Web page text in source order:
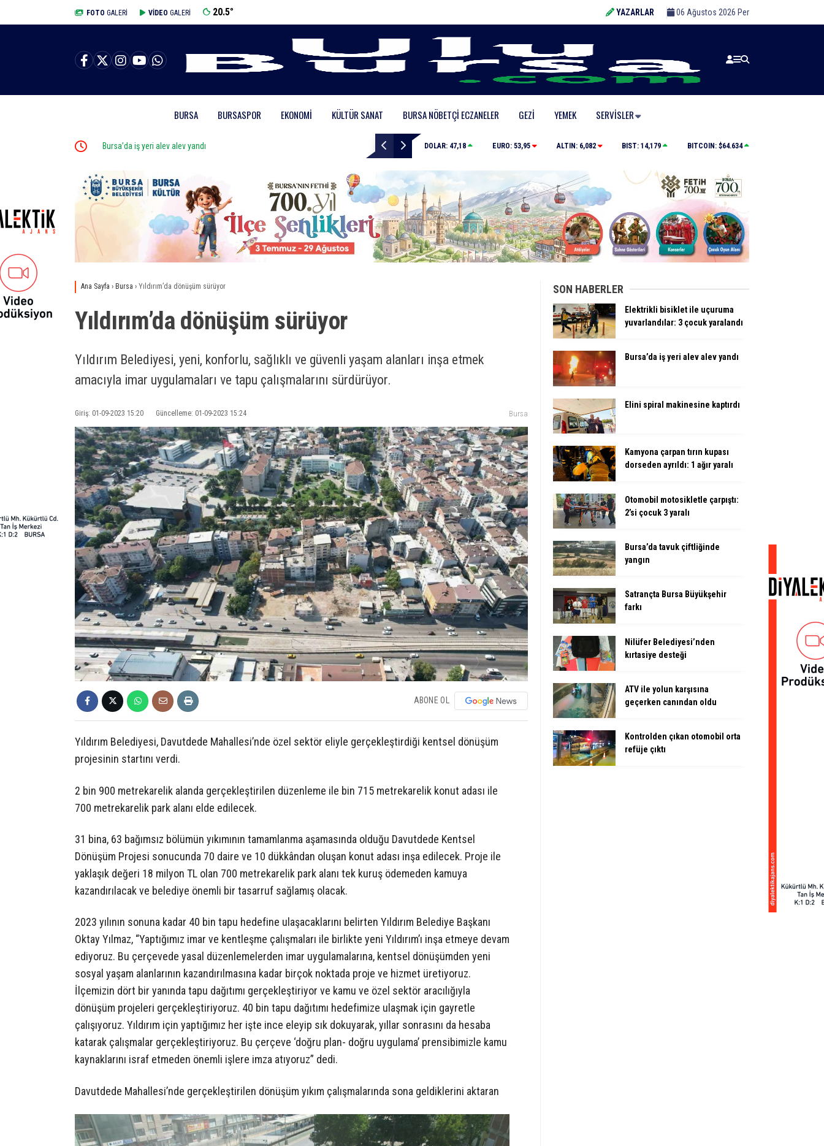
FOTO GALERİ VİDEO GALERİ 20.5° YAZARLAR 06 Ağustos 2026 Per
BURSA BURSASPOR EKONOMI KÜLTÜR SANAT BURSA NÖBETÇI ECZANELER GEZI YEMEK SERVISLER
Bursa’da iş yeri alev alev yandı Elini spiral makinesine kaptırdı Kamyona çarpan tırın kupası dorseden ayrıldı: 1 ağır
DOLAR: 47,18 EURO: 53,95 ALTIN: 6,082 BIST: 14,179 BITCOIN: $64.634
Ana Sayfa › Bursa › Yıldırım’da dönüşüm sürüyor
Yıldırım’da dönüşüm sürüyor
Yıldırım Belediyesi, yeni, konforlu, sağlıklı ve güvenli yaşam alanları inşa etmek
amacıyla imar uygulamaları ve tapu çalışmalarını sürdürüyor.
Giriş: 01-09-2023 15:20 Güncelleme: 01-09-2023 15:24 Bursa
ABONE OL
Yıldırım Belediyesi, Davutdede Mahallesi’nde özel sektör eliyle gerçekleştirdiği kentsel dönüşüm
projesinin startını verdi.
2 bin 900 metrekarelik alanda gerçekleştirilen düzenleme ile bin 715 metrekarelik konut adası ile
700 metrekarelik park alanı elde edilecek.
31 bina, 63 bağımsız bölümün yıkımının tamamlanma aşamasında olduğu Davutdede Kentsel
Dönüşüm Projesi sonucunda 70 daire ve 10 dükkândan oluşan konut adası inşa edilecek. Proje ile
yaklaşık değeri 18 milyon TL olan 700 metrekarelik park alanı tek kuruş ödemeden kamuya
kazandırılacak ve belediye önemli bir tasarruf sağlamış olacak.
2023 yılının sonuna kadar 40 bin tapu hedefine ulaşacaklarını belirten Yıldırım Belediye Başkanı
Oktay Yılmaz, “Yaptığımız imar ve kentleşme çalışmaları ile birlikte yeni Yıldırım’ı inşa etmeye devam
ediyoruz. Bu çerçevede yasal düzenlemelerden imar uygulamalarına, kentsel dönüşümden yeni
sosyal yaşam alanlarının kazandırılmasına kadar birçok noktada proje ve hizmet üretiyoruz.
İlçemizin dört bir yanında tapu dağıtımı gerçekleştiriyor ve kamu ve özel sektör aracılığıyla
dönüşüm projeleri gerçekleştiriyoruz. 40 bin tapu dağıtımı hedefimize ulaşmak için gayretle
çalışıyoruz. Yıldırım için yaptığımız her işte ince eleyip sık dokuyarak, yıllar sonrasını da hesaba
katarak çalışmalar gerçekleştiriyoruz. Bu çerçeve ‘doğru plan- doğru uygulama’ prensibimizle kamu
kaynaklarını israf etmeden önemli işlere imza atıyoruz” dedi.
Davutdede Mahallesi’nde gerçekleştirilen dönüşüm yıkım çalışmalarında sona geldiklerini aktaran
SON HABERLER
Elektrikli bisiklet ile uçuruma
yuvarlandılar: 3 çocuk yaralandı
Bursa’da iş yeri alev alev yandı
Elini spiral makinesine kaptırdı
Kamyona çarpan tırın kupası
dorseden ayrıldı: 1 ağır yaralı
Otomobil motosikletle çarpıştı:
2’si çocuk 3 yaralı
Bursa’da tavuk çiftliğinde
yangın
Satrançta Bursa Büyükşehir
farkı
Nilüfer Belediyesi’nden
kırtasiye desteği
ATV ile yolun karşısına
geçerken canından oldu
Kontrolden çıkan otomobil orta
refüje çıktı